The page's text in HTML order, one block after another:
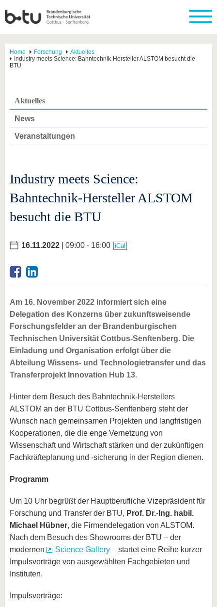
Home Forschung
Aktuelles
Industry meets Science: Bahntechnik-Hersteller ALSTOM besucht die
BTU
Aktuelles
News
Veranstaltungen
Industry meets Science:
Bahntechnik-Hersteller ALSTOM
besucht die BTU
16.11.2022 | 09:00 - 16:00 iCal
Am 16. November 2022 informiert sich eine
Delegation des Konzerns über zukunftsweisende
Forschungsfelder an der Brandenburgischen
Technischen Universität Cottbus-Senftenberg. Die
Einladung und Organisation erfolgt über die
Abteilung Wissens- und Technologietransfer und das
Transferprojekt Innovation Hub 13.
Hinter dem Besuch des Bahntechnik-Herstellers
ALSTOM an der BTU Cottbus-Senftenberg steht der
Wunsch nach gemeinsamen Projekten und langfristigen
Kooperationen, die die enge Vernetzung von
Wissenschaft und Wirtschaft stärken und der zukünftigen
Fachkräfteplanung und -sicherung in der Region dienen.
Programm
Um 10 Uhr begrüßt der Hauptberufliche Vizepräsident für
Forschung und Transfer der BTU, Prof. Dr.-Ing. habil.
Michael Hübner, die Firmendelegation von ALSTOM.
Nach dem Besuch des Showrooms der BTU – der
modernen
Science Gallery – startet eine Reihe kurzer
Impulsvorträge von ausgewählten Fachgebieten und
Instituten.
Impulsvorträge: